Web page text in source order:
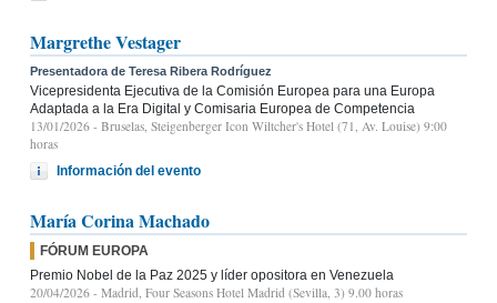
Margrethe Vestager
Presentadora de Teresa Ribera Rodríguez
Vicepresidenta Ejecutiva de la Comisión Europea para una Europa
Adaptada a la Era Digital y Comisaria Europea de Competencia
13/01/2026 - Bruselas, Steigenberger Icon Wiltcher's Hotel (71, Av. Louise) 9:00
horas
Información del evento
María Corina Machado
FÓRUM EUROPA
Premio Nobel de la Paz 2025 y líder opositora en Venezuela
20/04/2026 - Madrid, Four Seasons Hotel Madrid (Sevilla, 3) 9.00 horas